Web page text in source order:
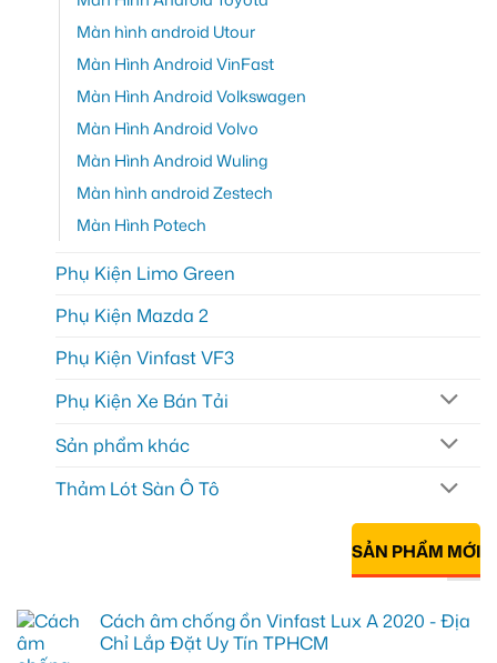
Màn hình android Utour
Màn Hình Android VinFast
Màn Hình Android Volkswagen
Màn Hình Android Volvo
Màn Hình Android Wuling
Màn hình android Zestech
Màn Hình Potech
Phụ Kiện Limo Green
Phụ Kiện Mazda 2
Phụ Kiện Vinfast VF3
Phụ Kiện Xe Bán Tải
Sản phẩm khác
Thảm Lót Sàn Ô Tô
SẢN PHẨM MỚI
Cách âm chống ồn Vinfast Lux A 2020 - Địa
Chỉ Lắp Đặt Uy Tín TPHCM